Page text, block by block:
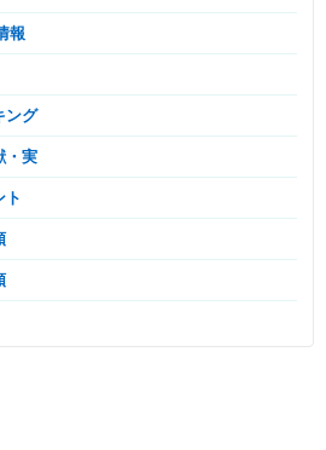
報
ング
・実
ト